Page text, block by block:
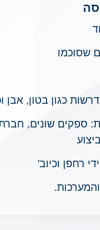
שסוכמו
כגון בטון, אבן
ספקים שונים,
רחפן וכיוב'